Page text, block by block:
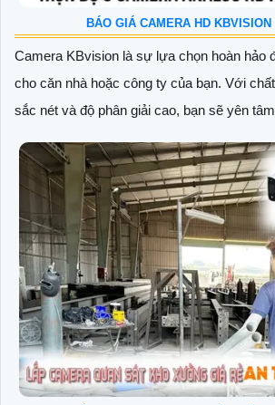
BÁO GIÁ CAMERA HD KBVISION
Camera KBvision là sự lựa chọn hoàn hảo
cho căn nhà hoặc công ty của bạn. Với
sắc nét và độ phân giải cao, bạn sẽ yên